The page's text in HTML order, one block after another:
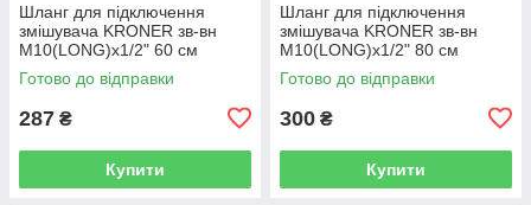
Шланг для підключення
змішувача KRONER зв-вн
M10(LONG)x1/2" 60 см
297366 CV036715
Готово до відправки
287 ₴
Купити
Шланг для підключення
змішувача KRONER зв-вн
M10(LONG)x1/2" 80 см
297367 CV036716
Готово до відправки
300 ₴
Купити